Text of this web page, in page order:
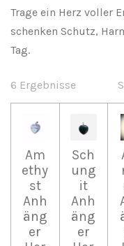
Trage ein Herz voller
schenken Schutz,
Tag.
6 Ergebnisse
Am
ethy
st
Anh
äng
er
Sch
ung
it
Anh
äng
er